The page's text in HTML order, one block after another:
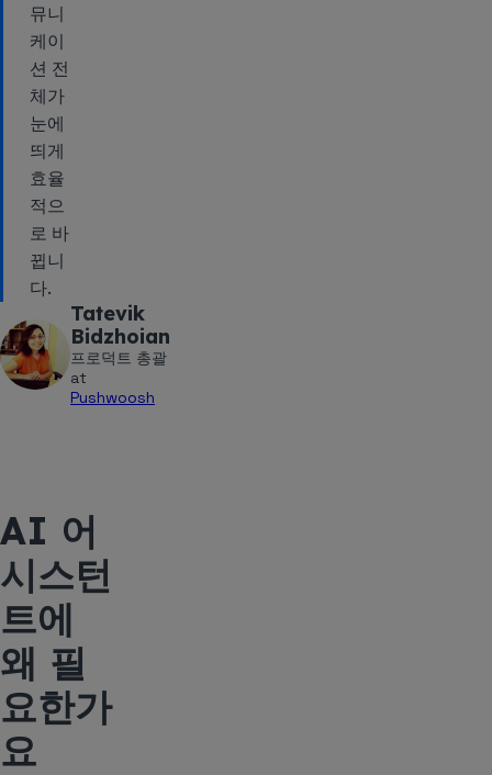
뮤니
케이
션 전
체가
눈에
띄게
효율
적으
로 바
뀝니
다.
Tatevik
Bidzhoian
프로덕트 총괄
at
Pushwoosh
AI 어
시스턴
트에
왜 필
요한가
요